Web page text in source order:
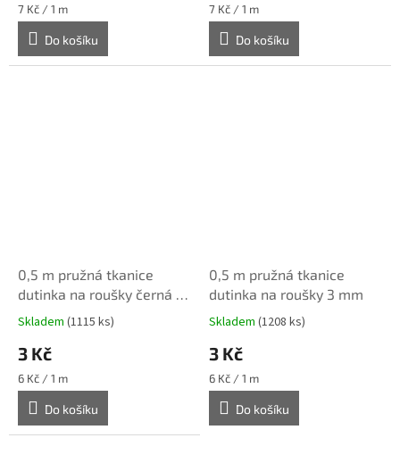
Měrná
cena:
7 Kč / 1 m
Do košíku
Měrná
cena:
7 Kč / 1 m
Do košíku
0,5 m pružná tkanice
dutinka na roušky černá 3
mm
Skladem (1115 ks)
3 Kč
Měrná
cena:
6 Kč / 1 m
Do košíku
0,5 m pružná tkanice
dutinka na roušky 3 mm
Skladem (1208 ks)
3 Kč
Měrná
cena:
6 Kč / 1 m
Do košíku